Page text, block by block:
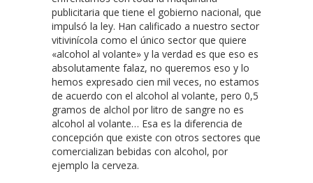
publicitaria que tiene el gobierno nacional, que
impulsó la ley. Han calificado a nuestro sector
vitivinícola como el único sector que quiere
«alcohol al volante» y la verdad es que eso es
absolutamente falaz, no queremos eso y lo
hemos expresado cien mil veces, no estamos
de acuerdo con el alcohol al volante, pero 0,5
gramos de alchol por litro de sangre no es
alcohol al volante… Esa es la diferencia de
concepción que existe con otros sectores que
comercializan bebidas con alcohol, por
ejemplo la cerveza.